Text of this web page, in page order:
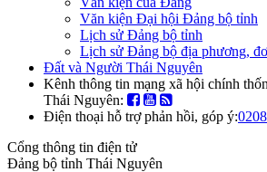
Văn kiện Đại hội Đảng bộ tỉnh
Lịch sử Đảng bộ tỉnh
Lịch sử Đảng bộ địa phương,
Đất và Người Thái Nguyên
Kênh thông tin mạng xã hội chính
Thái Nguyên:
Điện thoại hỗ trợ phản hồi, góp ý:
Cổng thông tin điện tử
Đảng bộ tỉnh Thái Nguyên